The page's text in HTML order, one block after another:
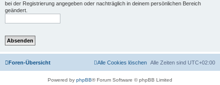
bei der Registrierung angegeben oder nachträglich in deinem persönlichen Bereich
geändert.
Foren-Übersicht Alle Zeiten sind UTC+02:00
Alle Cookies löschen
Powered by phpBB® Forum Software © phpBB Limited